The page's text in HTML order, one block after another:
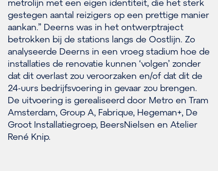
metrolijn met een eigen identiteit, die het sterk
gestegen aantal reizigers op een prettige manier
aankan.” Deerns was in het ontwerptraject
betrokken bij de stations langs de Oostlijn. Zo
analyseerde Deerns in een vroeg stadium hoe de
installaties de renovatie kunnen ‘volgen’ zonder
dat dit overlast zou veroorzaken en/of dat dit de
24-uurs bedrijfsvoering in gevaar zou brengen.
De uitvoering is gerealiseerd door Metro en Tram
Amsterdam, Group A, Fabrique, Hegeman+, De
Groot Installatiegroep, BeersNielsen en Atelier
René Knip.